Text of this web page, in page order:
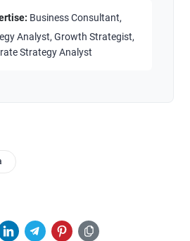
Business Consultant,
Analyst, Growth Strategist,
Strategy Analyst